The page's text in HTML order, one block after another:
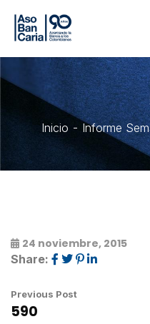
Inicio Informe
24 noviembre, 2015
Share:
Previous Post
590